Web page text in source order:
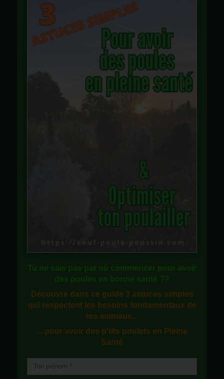
Tu ne sais pas par où commencer pour avoir
des poules en bonne santé ??
Découvre dans ce guide 3 astuces simples
qui respectent les besoins fondamentaux de
tes animaux...
... pour avoir des p'tits poulets en Pleine
Santé